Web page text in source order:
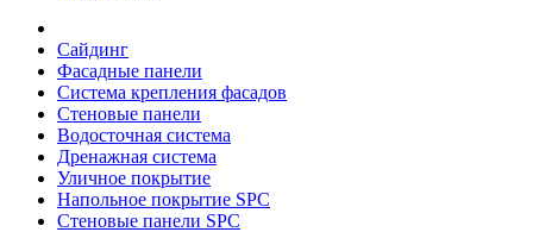
Сайдинг
Фасадные панели
Система крепления фасадов
Стеновые панели
Водосточная система
Дренажная система
Уличное покрытие
Напольное покрытие SPC
Стеновые панели SPC